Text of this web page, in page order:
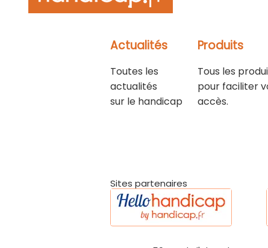
Actualités
Toutes les
actualités
sur le handicap
Produits
Tous les
pour faciliter
accès.
Sites partenaires